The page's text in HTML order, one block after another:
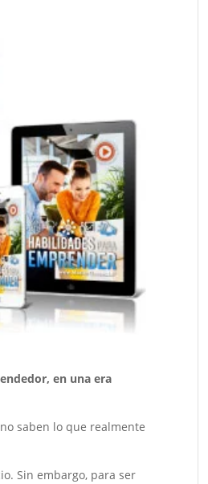
en una era
saben lo que realmente
Sin embargo, para ser